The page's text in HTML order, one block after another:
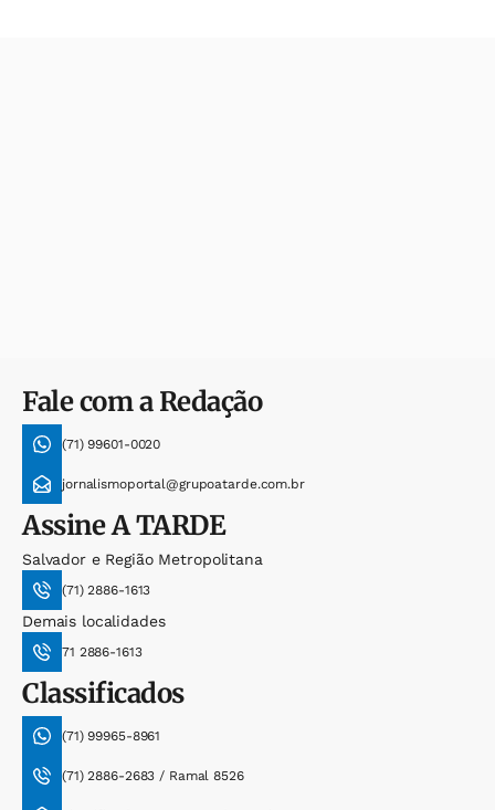
Fale com a Redação
(71) 99601-0020
jornalismoportal@grupoatarde.com.br
AssineA TARDE
Salvador e Região Metropolitana
(71) 2886-1613
Demais localidades
71 2886-1613
Classificados
(71) 99965-8961
(71) 2886-2683 / Ramal 8526